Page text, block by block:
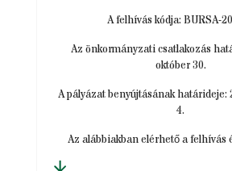
A felhívás kódja: BURSA-
Az önkormányzati csatlakozás
október 30.
A pályázat benyújtásának határideje:
4.
Az alábbiakban elérhető a felhívás